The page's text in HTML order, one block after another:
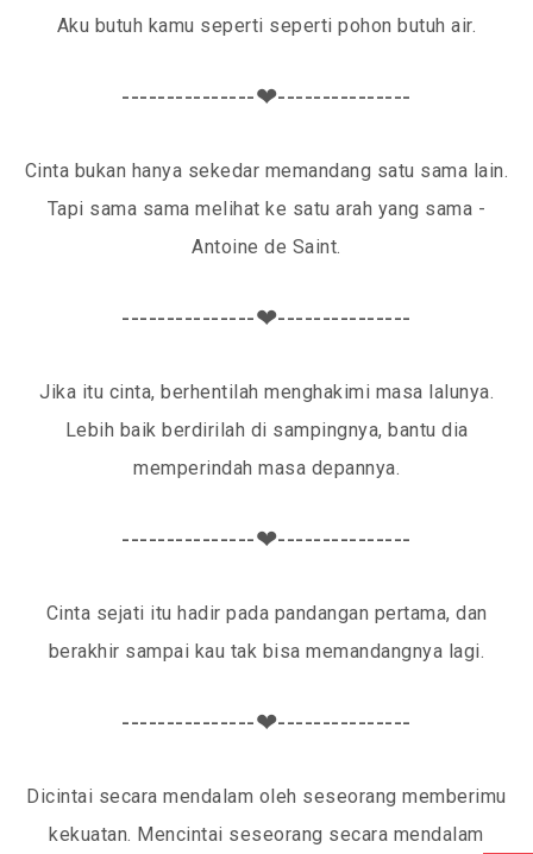
Aku butuh kamu seperti seperti pohon butuh air.
---------------❤---------------
Cinta bukan hanya sekedar memandang satu sama lain.
Tapi sama sama melihat ke satu arah yang sama -
Antoine de Saint.
---------------❤---------------
Jika itu cinta, berhentilah menghakimi masa lalunya.
Lebih baik berdirilah di sampingnya, bantu dia
memperindah masa depannya.
---------------❤---------------
Cinta sejati itu hadir pada pandangan pertama, dan
berakhir sampai kau tak bisa memandangnya lagi.
---------------❤---------------
Dicintai secara mendalam oleh seseorang memberimu
kekuatan. Mencintai seseorang secara mendalam